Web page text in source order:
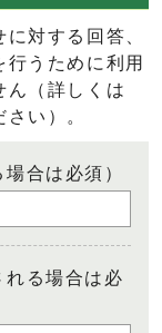
対する回答、
うために利用
ん（詳しくは
さい）。
合は必須）
る場合は必